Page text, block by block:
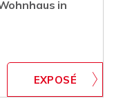
in